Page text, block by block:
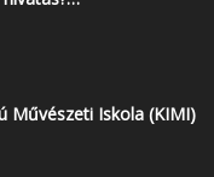
Művészeti Iskola (KIMI)